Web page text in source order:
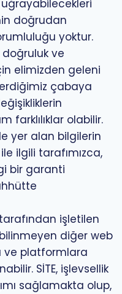
uğrayabilecekleri
doğrudan
yoktur.
ve
elimizden geleni
çabaya
farklılıklar olabilir.
yer alan bilgilerin
ilgili tarafımızca,
bir garanti
işletilen
diğer web
ve platformlara
SİTE, işlevsellik
sağlamakta olup,